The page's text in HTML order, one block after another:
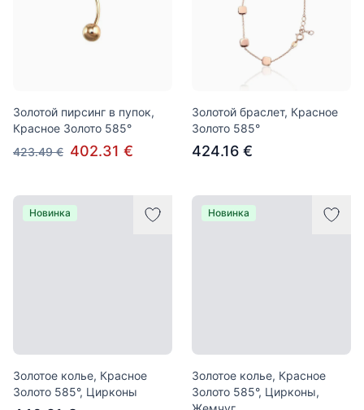
Золотой пирсинг в пупок,
Красное Золото 585°
423.49 € 402.31 €
Золотой браслет, Красное
Золото 585°
424.16 €
Новинка
Золотое колье, Красное
Золото 585°, Цирконы
Новинка
Золотое колье, Красное
Золото 585°, Цирконы,